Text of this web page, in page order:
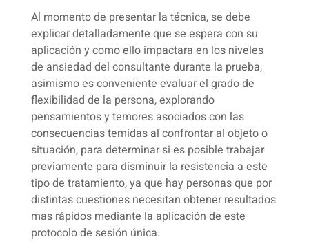
Al momento de presentar la técnica, se debe
explicar detalladamente que se espera con su
aplicación y como ello impactara en los niveles
de ansiedad del consultante durante la prueba,
asimismo es conveniente evaluar el grado de
flexibilidad de la persona, explorando
pensamientos y temores asociados con las
consecuencias temidas al confrontar al objeto o
situación, para determinar si es posible trabajar
previamente para disminuir la resistencia a este
tipo de tratamiento, ya que hay personas que por
distintas cuestiones necesitan obtener resultados
mas rápidos mediante la aplicación de este
protocolo de sesión única.